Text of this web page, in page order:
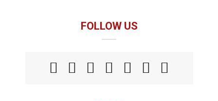
FOLLOW US